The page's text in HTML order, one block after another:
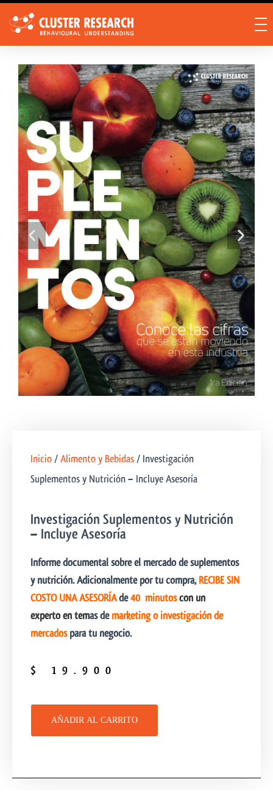
Inicio/Alimento y Bebidas/ Investigación
Suplementos y Nutrición – Incluye Asesoría
Investigación Suplementos y Nutrición
– Incluye Asesoría
Informe documental sobre el mercado de suplementos
y nutrición. Adicionalmente por tu compra,RECIBE SIN
COSTO UNA ASESORÍAde40 minutoscon un
expertoen temas demarketing o investigación de
mercadospara tu negocio.
$ 19.900
AÑADIR AL CARRITO